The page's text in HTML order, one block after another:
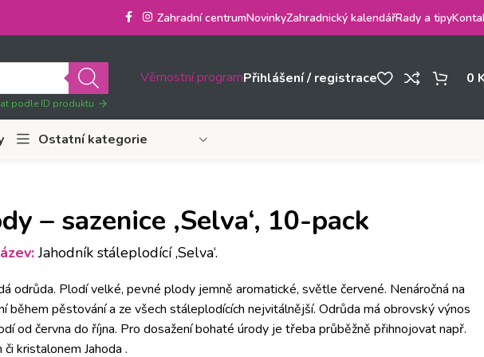
Zahradní centrumNovinkyZahradnický kalendářRady a tipy
podle ID produktu
Věrnostní programPřihlášení / registrace 0
Ostatní kategorie
– sazenice ‚Selva‘, 10-pack
Jahodník stáleplodící ‚Selva‘.
odrůda. Plodí velké, pevné plody jemně aromatické, světle červené. Nenáročná na
během pěstování a ze všech stáleplodících nejvitálnější. Odrůda má obrovský výnos
od června do října. Pro dosažení bohaté úrody je třeba průběžně přihnojovat např.
či kristalonem Jahoda .